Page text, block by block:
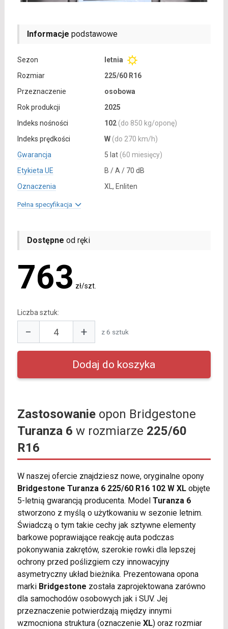
Informacje podstawowe
Sezon
letnia
Rozmiar
225/60 R16
Przeznaczenie
osobowa
Rok produkcji
2025
Indeks nośności
102 (do 850 kg/oponę)
Indeks prędkości
W (do 270 km/h)
Gwarancja
5 lat (60 miesięcy)
Etykieta UE
B / A / 70 dB
Oznaczenia
XL, Enliten
Pełna specyfikacja
Dostępne od ręki
763 zł/szt.
Liczba sztuk:
− + z 6 sztuk
Zastosowanieopon Bridgestone
Turanza 6 w rozmiarze 225/60
R16
W naszej ofercie znajdziesz nowe, oryginalne opony
Bridgestone Turanza 6 225/60 R16 102 W XLobjęte
5-letnią gwarancją producenta. Model Turanza 6
stworzono z myślą o użytkowaniu w sezonie letnim.
Świadczą o tym takie cechy jak sztywne elementy
barkowe poprawiające reakcję auta podczas
pokonywania zakrętów, szerokie rowki dla lepszej
ochrony przed poślizgiem czy innowacyjny
asymetryczny układ bieżnika. Prezentowana opona
marki Bridgestone została zaprojektowana zarówno
dla samochodów osobowych jak i SUV. Jej
przeznaczenie potwierdzają między innymi
wzmocniona struktura (oznaczenie XL) oraz rozmiar